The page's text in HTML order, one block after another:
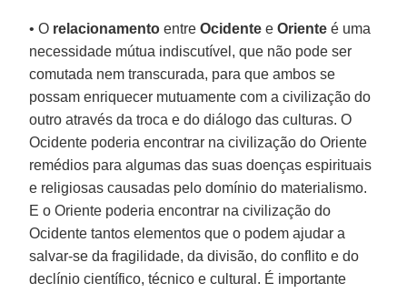
• O relacionamento entreOcidente eOriente é uma
necessidade mútua indiscutível, que não pode ser
comutada nem transcurada, para que ambos se
possam enriquecer mutuamente com a civilização do
outro através da troca e do diálogo das culturas. O
Ocidente poderia encontrar na civilização do Oriente
remédios para algumas das suas doenças espirituais
e religiosas causadas pelo domínio do materialismo.
E o Oriente poderia encontrar na civilização do
Ocidente tantos elementos que o podem ajudar a
salvar-se da fragilidade, da divisão, do conflito e do
declínio científico, técnico e cultural. É importante